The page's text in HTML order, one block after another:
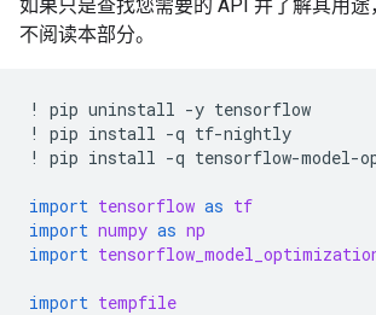
如果只是查找您需要的 API 并了解其用
不阅读本部分。
! pip uninstall -y tensorflow
!
pip install -q tf-nightly
!
pip install -q tensorflow-model-
import tensorflow as tf
import numpy as np
import
import tempfile